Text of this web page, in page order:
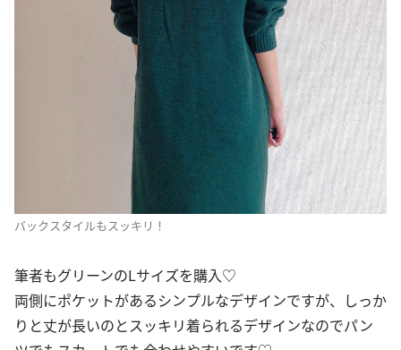
バックスタイルもスッキリ！
筆者もグリーンのLサイズを購入♡
両側にポケットがあるシンプルなデザインですが、しっか
りと丈が長いのとスッキリ着られるデザインなのでパン